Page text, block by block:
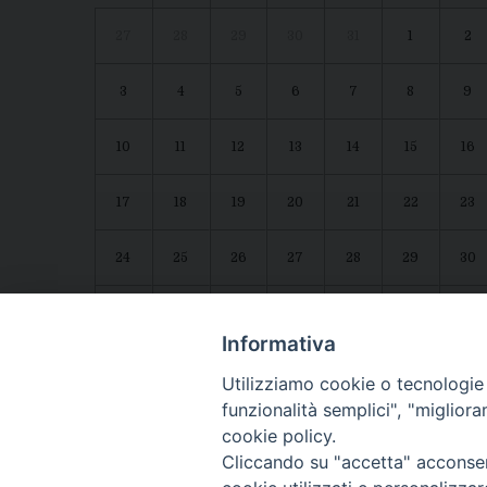
2
3 4 5 6 7 8 9
10 12 13 14 15 16
17 18 19 20 21 22 23
24 25 26 27 28 29 30
Agenda diocesanaInformativa
Utilizziamo cookie o
funzionalità semplici",
cookie policy.
Cliccando su "accetta"